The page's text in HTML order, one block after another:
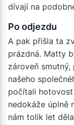
dívají na
Po odjezdu
A pak přišla ta
prázdná. Matty
zároveň
našeho
počítali
nedokáže úplně
nám tolik let